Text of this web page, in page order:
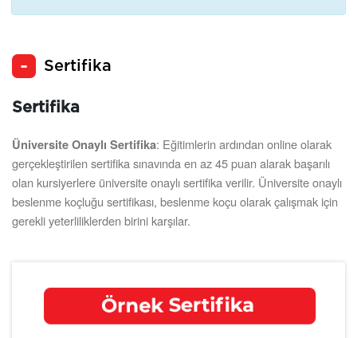
Sertifika
Sertifika
Üniversite Onaylı Sertifika: Eğitimlerin ardından online olarak
gerçekleştirilen sertifika sınavında en az 45 puan alarak başarılı
olan kursiyerlere üniversite onaylı sertifika verilir. Üniversite onaylı
beslenme koçluğu sertifikası, beslenme koçu olarak çalışmak için
gerekli yeterliliklerden birini karşılar.